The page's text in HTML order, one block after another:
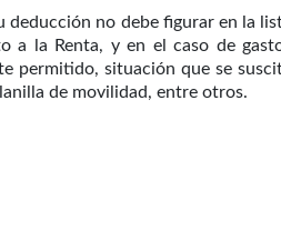
deducción no debe figurar en la
a la Renta, y en el caso de
permitido, situación que se
de movilidad, entre otros.